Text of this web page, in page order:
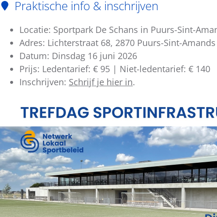
Praktische info & inschrijven
Locatie: Sportpark De Schans in Puurs-Sint-
Adres: Lichterstraat 68, 2870 Puurs-Sint-Amands
Datum: Dinsdag 16 juni 2026
Prijs: Ledentarief: € 95 | Niet-ledentarief: € 140
Inschrijven: Schrijf je hier in.